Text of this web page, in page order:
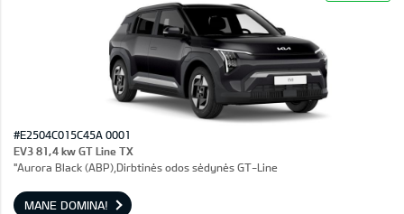
#E2504C015C45A 0001
EV3 81,4 kw GT Line TX
"Aurora Black (ABP),Dirbtinės odos sėdynės GT-Line
MANE DOMINA!